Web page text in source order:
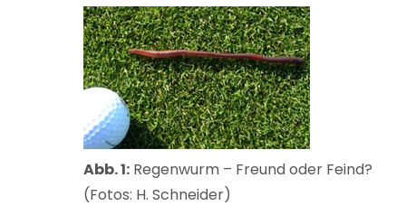
Abb. 1: Regenwurm – Freund oder Feind?
(Fotos: H. Schneider)